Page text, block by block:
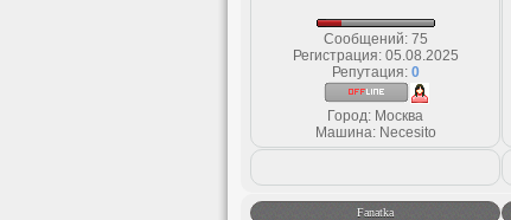
Сообщений: 75
Регистрация: 05.08.2025
Репутация: 0
Город: Москва
Машина: Necesito
Fanatka